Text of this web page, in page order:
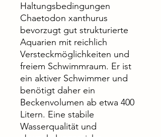
Haltungsbedingungen
Chaetodon xanthurus
bevorzugt gut strukturierte
Aquarien mit reichlich
Versteckmöglichkeiten und
freiem Schwimmraum. Er ist
ein aktiver Schwimmer und
benötigt daher ein
Beckenvolumen ab etwa 400
Litern. Eine stabile
Wasserqualität und